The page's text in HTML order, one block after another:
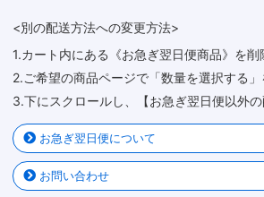
<別の配送方法への変更方法>
1.カート内にある《お急ぎ翌日便商品》を削
2.ご希望の商品ページで「数量を選択する」
3.下にスクロールし、【お急ぎ翌日便以外
お急ぎ翌日便について
お問い合わせ